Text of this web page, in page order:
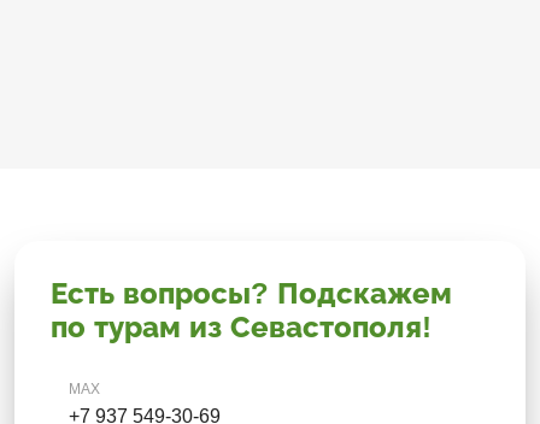
Есть вопросы? Подскажем
по турам из Севастополя!
MAX
+7 937 549-30-69